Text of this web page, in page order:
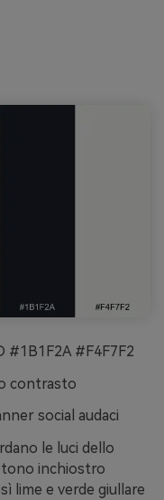
#1B1F2A #F4F7F2
contrasto
social audaci
le luci dello
tono inchiostro
lime e verde giullare